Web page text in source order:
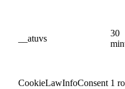
__atuvs
30
CookieLawInfoConsent 1